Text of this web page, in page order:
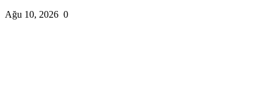
Ağu 10, 2026 0